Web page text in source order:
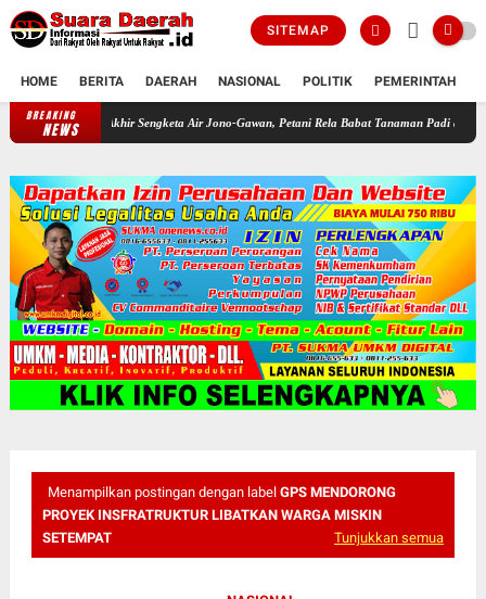
SITEMAP
HOME BERITA DAERAH NASIONAL POLITIK PEMERINTAH
BREAKING
NEWS
Akhir Sengketa Air Jono-Gawan, Petani Rela Babat Tanaman Padi dan Jagung
Menampilkan postingan dengan label GPS MENDORONG
PROYEK INSFRATRUKTUR LIBATKAN WARGA MISKIN
SETEMPAT
Tunjukkan semua